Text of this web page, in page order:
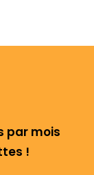
par mois
!